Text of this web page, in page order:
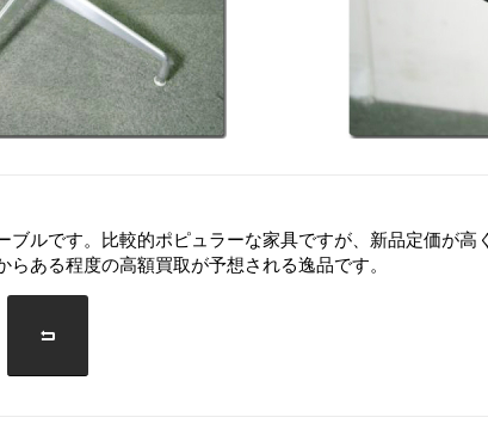
ルです。比較的ポピュラーな家具ですが、新品定価が高
ある程度の高額買取が予想される逸品です。